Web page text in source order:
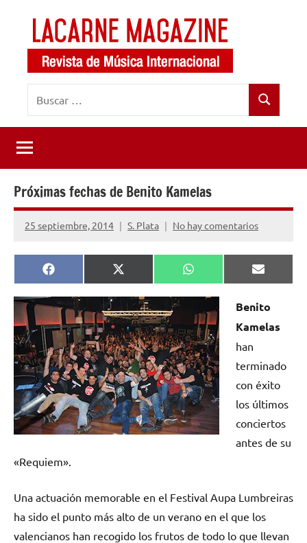
contenido
LaCarne
Magazine
de
música
internacional
Buscar
Próximas fechas de Benito Kamelas
25 septiembre, 2014 S. Plata No hay comentarios
Compartir
en
Facebook
Compartir
en
X
(Twitter)
Compartir
en
WhatsApp
en
Email
Benito
Kamelas
han
terminado
con éxito
los últimos
conciertos
antes de su
«Requiem».
Una actuación memorable en el Festival Aupa Lumbreiras
ha sido el punto más alto de un verano en el que los
valencianos han recogido los frutos de todo lo que llevan